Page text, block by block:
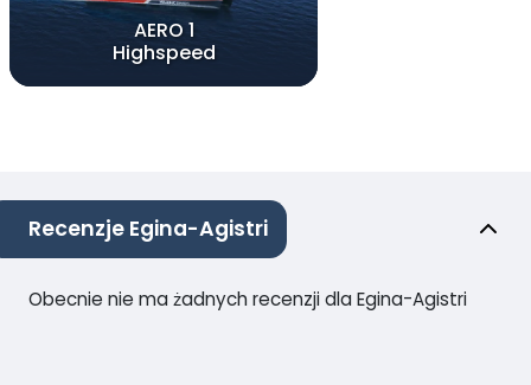
AERO 1
Highspeed
Recenzje Egina-Agistri
Obecnie nie ma żadnych recenzji dla Egina-Agistri